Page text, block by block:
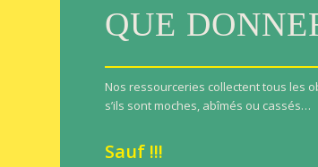
QUE
Nos ressourceries collectent tous les
s’ils sont moches, abîmés ou cassés…
Sauf !!!